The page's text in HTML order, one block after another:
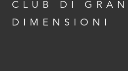
CLUB DI
DIMENSIONI